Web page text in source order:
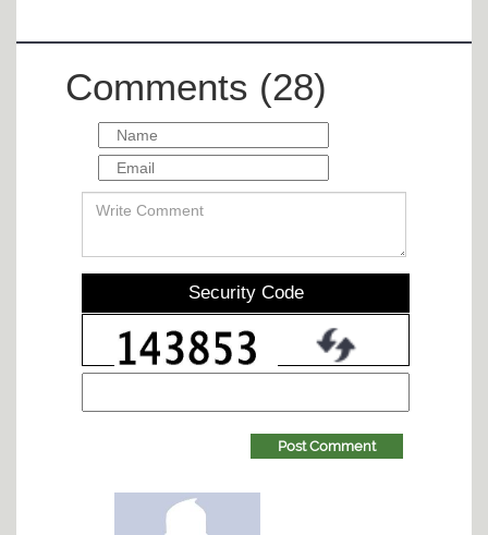
Comments (28)
Security Code
Post Comment